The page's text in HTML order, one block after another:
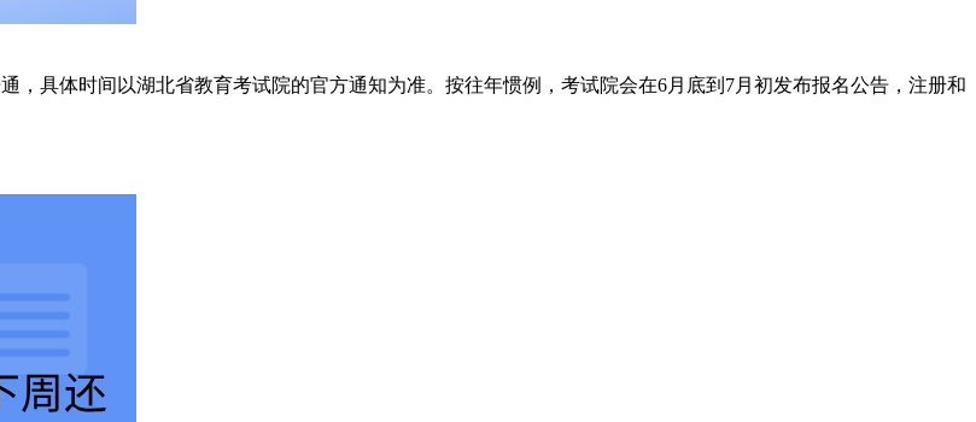
，具体时间以湖北省教育考试院的官方通知为准。按往年惯例，考试院会在6月底到7月初发布报名公告，注册和